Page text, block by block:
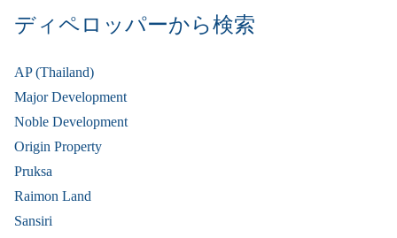
ディペロッパーから検索
AP (Thailand)
Major Development
Noble Development
Origin Property
Pruksa
Raimon Land
Sansiri